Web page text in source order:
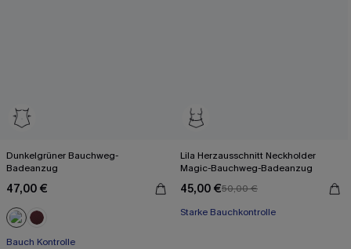
Dunkelgrüner Bauchweg-
Badeanzug
47,00 €
Bauch Kontrolle
Lila Herzausschnitt Neckholder
Magic-Bauchweg-Badeanzug
45,00 €50,00 €
Starke Bauchkontrolle